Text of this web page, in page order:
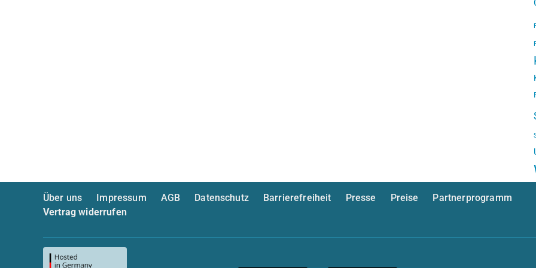
Über uns Impressum AGB Datenschutz Barrierefreiheit Presse Preise
Partnerprogramm
Vertrag widerrufen